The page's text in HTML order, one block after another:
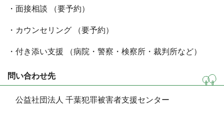
・面接相談 （要予約）
・カウンセリング （要予約）
・付き添い支援 （病院・警察・検察所・裁判所など）
問い合わせ先
公益社団法人 千葉犯罪被害者支援センター